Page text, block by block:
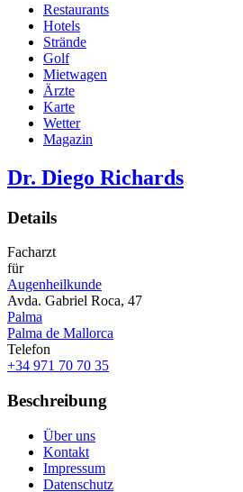
Hauptnavigation
Restaurants
Hotels
Strände
Golf
Mietwagen
Ärzte
Karte
Wetter
Magazin
Dr. Diego Richards
Details
Facharzt
für
Augenheilkunde
Avda. Gabriel Roca, 47
Palma
Palma de Mallorca
Telefon
+34 971 70 70 35
Beschreibung
Über uns
Kontakt
Impressum
Datenschutz